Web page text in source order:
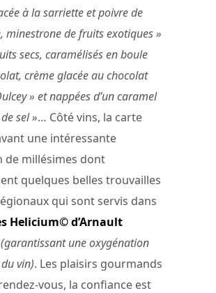
à la sarriette et poivre de
minestrone de fruits exotiques »
secs, caramélisés en boule
crème glacée au chocolat
» et nappées d’un caramel
sel »… Côté vins, la carte
une intéressante
de millésimes dont
quelques belles trouvailles
qui sont servis dans
Helicium© d’Arnault
(garantissant une oxygénation
vin). Les plaisirs gourmands
vous, la confiance est